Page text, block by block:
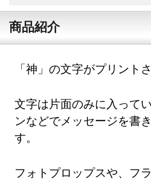
商品紹介
「神」の文字がプリント
文字は片面のみに入って
ンなどでメッセージを書
す。
フォトプロップスや、フ